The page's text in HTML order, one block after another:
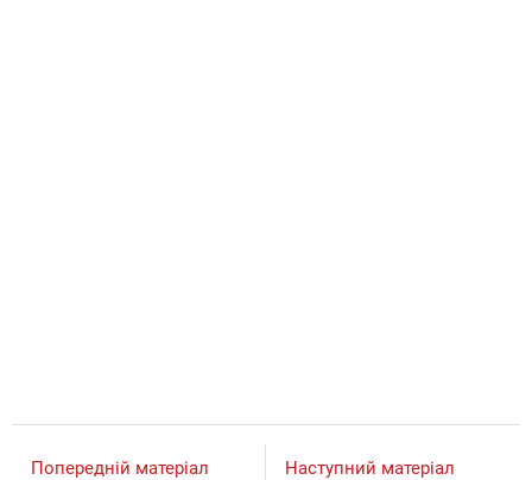
Попередній матеріал
Наступний матеріал